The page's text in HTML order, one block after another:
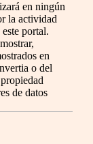
en ningún
la actividad
portal.
en
o del
de datos